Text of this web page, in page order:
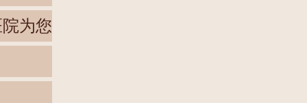
为您